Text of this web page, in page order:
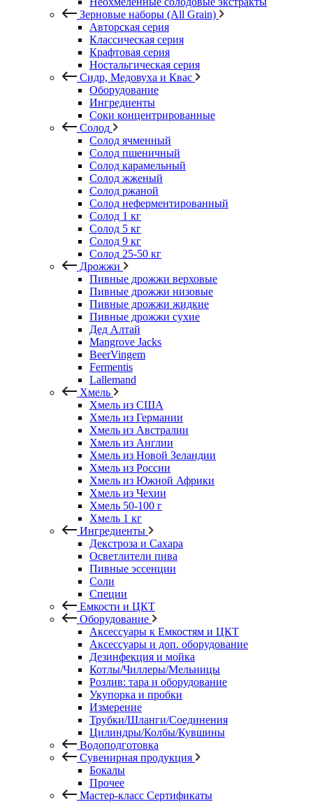
Зерновые наборы (All Grain)
Авторская серия
Классическая серия
Крафтовая серия
Ностальгическая серия
Сидр, Медовуха и Квас
Оборудование
Ингредиенты
Соки концентрированные
Солод
Солод ячменный
Солод пшеничный
Солод карамельный
Солод жженый
Солод ржаной
Солод неферментированный
Солод 1 кг
Солод 5 кг
Солод 9 кг
Солод 25-50 кг
Дрожжи
Пивные дрожжи верховые
Пивные дрожжи низовые
Пивные дрожжи жидкие
Пивные дрожжи сухие
Дед Алтай
Mangrove Jacks
BeerVingem
Fermentis
Lallemand
Хмель
Хмель из США
Хмель из Германии
Хмель из Австралии
Хмель из Англии
Хмель из Новой Зеландии
Хмель из России
Хмель из Южной Африки
Хмель из Чехии
Хмель 50-100 г
Хмель 1 кг
Ингредиенты
Декстроза и Сахара
Осветлители пива
Пивные эссенции
Соли
Специи
Емкости и ЦКТ
Оборудование
Аксессуары к Емкостям и ЦКТ
Аксессуары и доп. оборудование
Дезинфекция и мойка
Котлы/Чиллеры/Мельницы
Розлив: тара и оборудование
Укупорка и пробки
Измерение
Трубки/Шланги/Соединения
Цилиндры/Колбы/Кувшины
Водоподготовка
Сувенирная продукция
Бокалы
Прочее
Мастер-класс Сертификаты